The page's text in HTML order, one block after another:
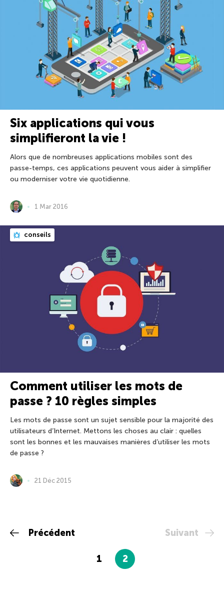
Six applications qui vous
simplifieront la vie !
Alors que de nombreuses applications mobiles sont des
passe-temps, ces applications peuvent vous aider à simplifier
ou moderniser votre vie quotidienne.
1 Mar 2016
conseils
Comment utiliser les mots de
passe ? 10 règles simples
Les mots de passe sont un sujet sensible pour la majorité des
utilisateurs d’Internet. Mettons les choses au clair : quelles
sont les bonnes et les mauvaises manières d’utiliser les mots
de passe ?
21 Déc 2015
Précédent
1 2
Suivant